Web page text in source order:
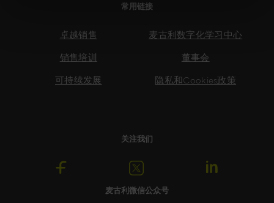
常用链接
卓越销售
销售培训
可持续发展
麦古利数字化学习中心
董事会
隐私和Cookies政策
关注我们
麦古利微信公众号